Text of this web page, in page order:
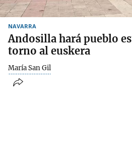
NAVARRA
Andosilla hará pueblo
torno al euskera
María San Gil